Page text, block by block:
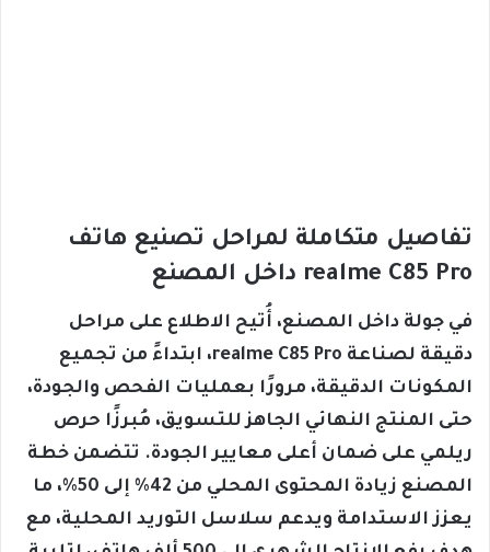
تفاصيل متكاملة لمراحل تصنيع هاتف
realme C85 Pro داخل المصنع
في جولة داخل المصنع، أُتيح الاطلاع على مراحل
دقيقة لصناعة realme C85 Pro، ابتداءً من تجميع
المكونات الدقيقة، مرورًا بعمليات الفحص والجودة،
حتى المنتج النهائي الجاهز للتسويق، مُبرزًا حرص
ريلمي على ضمان أعلى معايير الجودة. تتضمن خطة
المصنع زيادة المحتوى المحلي من 42% إلى 50%، ما
يعزز الاستدامة ويدعم سلاسل التوريد المحلية، مع